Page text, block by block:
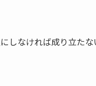
しなければ成り立た